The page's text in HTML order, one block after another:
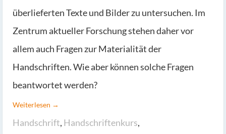
überlieferten Texte und Bilder zu untersuchen. Im
Zentrum aktueller Forschung stehen daher vor
allem auch Fragen zur Materialität der
Handschriften. Wie aber können solche Fragen
beantwortet werden?
Weiterlesen →
Handschrift, Handschriftenkurs,